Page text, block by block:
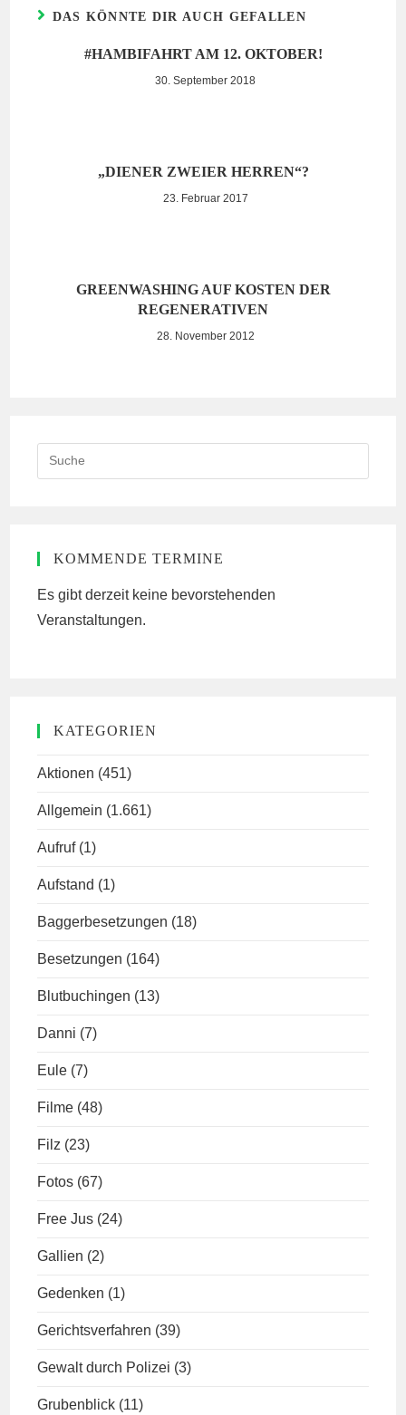
DAS KÖNNTE DIR AUCH GEFALLEN
#HAMBIFAHRT AM 12. OKTOBER!
30. September 2018
„DIENER ZWEIER HERREN“?
23. Februar 2017
GREENWASHING AUF KOSTEN DER
REGENERATIVEN
28. November 2012
Search
this
KOMMENDE TERMINE
Es gibt derzeit keine bevorstehenden
Veranstaltungen.
KATEGORIEN
Aktionen (451)
Allgemein (1.661)
Aufruf (1)
Aufstand (1)
Baggerbesetzungen (18)
Besetzungen (164)
Blutbuchingen (13)
Danni (7)
Eule (7)
Filme (48)
Filz (23)
Fotos (67)
Free Jus (24)
Gallien (2)
Gedenken (1)
Gerichtsverfahren (39)
Gewalt durch Polizei (3)
Grubenblick (11)